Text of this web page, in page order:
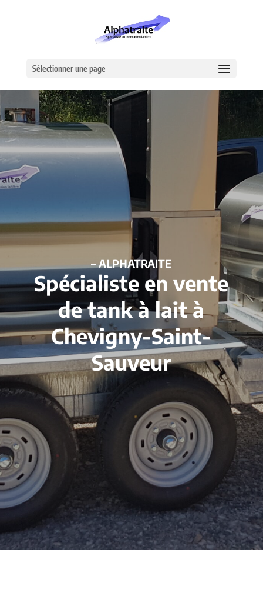
Sélectionner une page
– ALPHATRAITE
Spécialiste en vente
de tank à lait à
Chevigny-Saint-
Sauveur